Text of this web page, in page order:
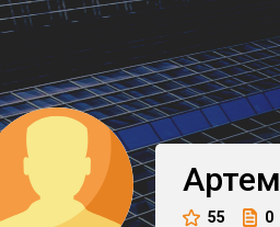
Артем
55 0